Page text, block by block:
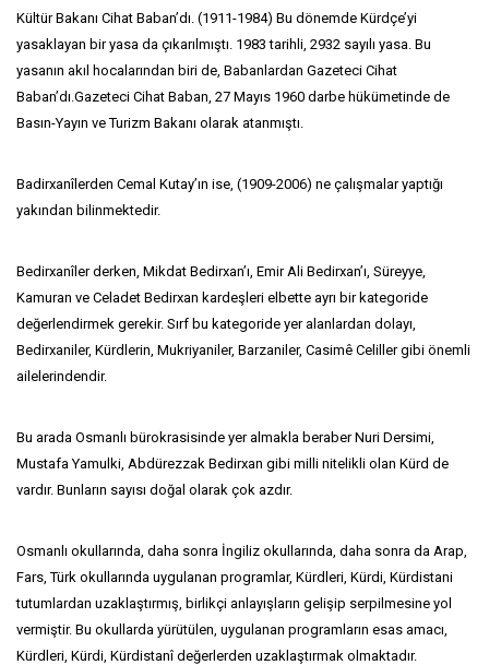
Kültür Bakanı Cihat Baban’dı. (1911-1984) Bu dönemde Kürdçe’yi
yasaklayan bir yasa da çıkarılmıştı. 1983 tarihli, 2932 sayılı yasa. Bu
yasanın akıl hocalarından biri de, Babanlardan Gazeteci Cihat
Baban’dı.Gazeteci Cihat Baban, 27 Mayıs 1960 darbe hükümetinde de
Basın-Yayın ve Turizm Bakanı olarak atanmıştı.
Badirxanîlerden Cemal Kutay’ın ise, (1909-2006) ne çalışmalar yaptığı
yakından bilinmektedir.
Bedirxanîler derken, Mikdat Bedirxan’ı, Emir Ali Bedirxan’ı, Süreyye,
Kamuran ve Celadet Bedirxan kardeşleri elbette ayrı bir kategoride
değerlendirmek gerekir. Sırf bu kategoride yer alanlardan dolayı,
Bedirxaniler, Kürdlerin, Mukriyaniler, Barzaniler, Casimê Celiller gibi önemli
ailelerindendir.
Bu arada Osmanlı bürokrasisinde yer almakla beraber Nuri Dersimi,
Mustafa Yamulki, Abdürezzak Bedirxan gibi milli nitelikli olan Kürd de
vardır. Bunların sayısı doğal olarak çok azdır.
Osmanlı okullarında, daha sonra İngiliz okullarında, daha sonra da Arap,
Fars, Türk okullarında uygulanan programlar, Kürdleri, Kürdi, Kürdistani
tutumlardan uzaklaştırmış, birlikçi anlayışların gelişip serpilmesine yol
vermiştir. Bu okullarda yürütülen, uygulanan programların esas amacı,
Kürdleri, Kürdi, Kürdistanî değerlerden uzaklaştırmak olmaktadır.